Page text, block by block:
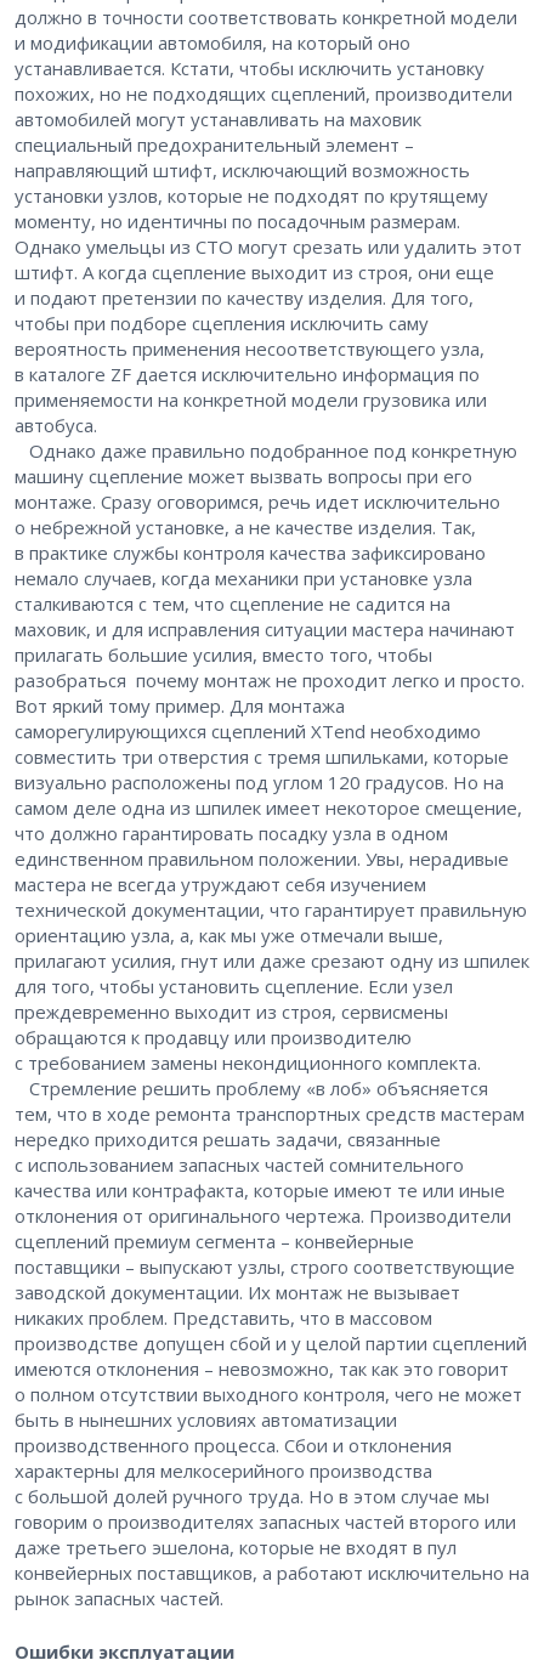
должно в точности соответствовать конкретной модели
и модификации автомобиля, на который оно
устанавливается. Кстати, чтобы исключить установку
похожих, но не подходящих сцеплений, производители
автомобилей могут устанавливать на маховик
специальный предохранительный элемент – ​
направляющий штифт, исключающий возможность
установки узлов, которые не подходят по крутящему
моменту, но идентичны по посадочным размерам.
Однако умельцы из СТО могут срезать или удалить этот
штифт. А когда сцепление выходит из строя, они еще
и подают претензии по качеству изделия. Для того,
чтобы при подборе сцепления исключить саму
вероятность применения несоответствующего узла,
в каталоге ZF дается исключительно информация по
применяемости на конкретной модели грузовика или
автобуса.
Однако даже правильно подобранное под конкретную
машину сцепление может вызвать вопросы при его
монтаже. Сразу оговоримся, ​речь идет исключительно
о небрежной установке, а не качестве изделия. Так,
в практике службы контроля качества зафиксировано
немало случаев, когда механики при установке узла
сталкиваются с тем, что сцепление не садится на
маховик, и для исправления ситуации мастера начинают
прилагать большие усилия, вместо того, чтобы
разобраться ​почему монтаж не проходит легко и просто.
Вот яркий тому пример. Для монтажа
саморегулирующихся сцеплений XTend необходимо
совместить три отверстия с тремя шпильками, которые
визуально расположены под углом 120 градусов. Но на
самом деле одна из шпилек имеет некоторое смещение,
что должно гарантировать посадку узла в одном
единственном правильном положении. Увы, нерадивые
мастера не всегда утруждают себя изучением
технической документации, что гарантирует правильную
ориентацию узла, а, как мы уже отмечали выше,
прилагают усилия, гнут или даже срезают одну из шпилек
для того, чтобы установить сцепление. Если узел
преждевременно выходит из строя, сервисмены
обращаются к продавцу или производителю
с требованием замены некондиционного комплекта.
Стремление решить проблему «в лоб» объясняется
тем, что в ходе ремонта транспортных средств мастерам
нередко приходится решать задачи, связанные
с использованием запасных частей сомнительного
качества или контрафакта, которые имеют те или иные
отклонения от оригинального чертежа. Производители
сцеплений премиум сегмента – ​конвейерные
поставщики – ​выпускают узлы, строго соответствующие
заводской документации. Их монтаж не вызывает
никаких проблем. Представить, что в массовом
производстве допущен сбой и у целой партии сцеплений
имеются отклонения – ​невозможно, так как это говорит
о полном отсутствии выходного контроля, чего не может
быть в нынешних условиях автоматизации
производственного процесса. Сбои и отклонения
характерны для мелкосерийного производства
с большой долей ручного труда. Но в этом случае мы
говорим о производителях запасных частей второго или
даже третьего эшелона, которые не входят в пул
конвейерных поставщиков, а работают исключительно на
рынок запасных частей.
Ошибки эксплуатации